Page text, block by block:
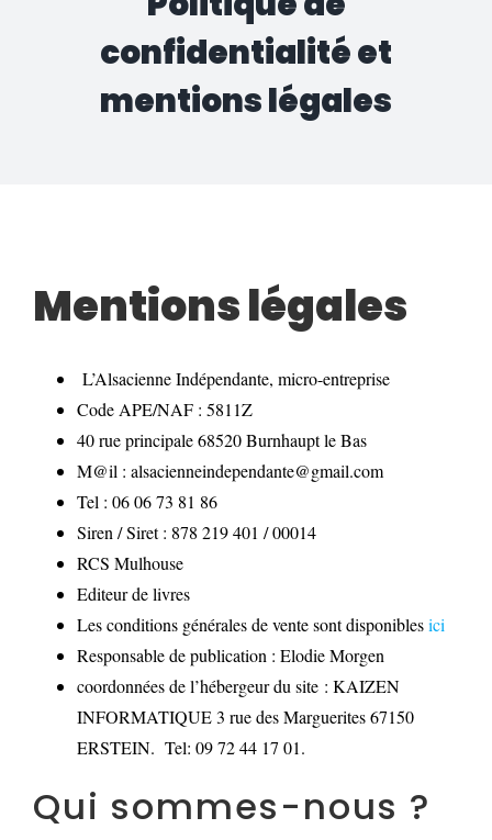
confidentialité et
mentions légales
Mentions légales
L’Alsacienne Indépendante, micro-entreprise
Code APE/NAF : 5811Z
40 rue principale 68520 Burnhaupt le Bas
M@il : alsacienneindependante@gmail.com
Tel : 06 06 73 81 86
Siren / Siret : 878 219 401 / 00014
RCS Mulhouse
Editeur de livres
Les conditions générales de vente sont disponiblesici
Responsable de publication : Elodie Morgen
coordonnées de l’hébergeur du site : KAIZEN
INFORMATIQUE 3 rue des Marguerites 67150
ERSTEIN. Tel: 09 72 44 17 01.
Qui sommes-nous ?